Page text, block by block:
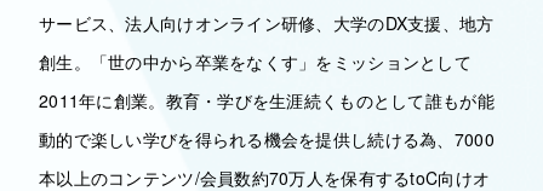
サービス、法人向けオンライン研修、大学のDX支援、地方
創生。「世の中から卒業をなくす」をミッションとして
2011年に創業。教育・学びを生涯続くものとして誰もが能
動的で楽しい学びを得られる機会を提供し続ける為、7000
本以上のコンテンツ/会員数約70万人を保有するtoC向けオ